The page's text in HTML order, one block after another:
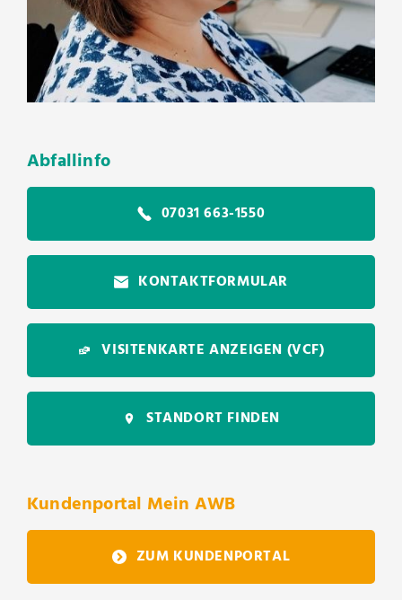
Abfallinfo
07031 663-1550
KONTAKTFORMULAR
VISITENKARTE ANZEIGEN (VCF)
STANDORT FINDEN
Kundenportal Mein AWB
ZUM KUNDENPORTAL